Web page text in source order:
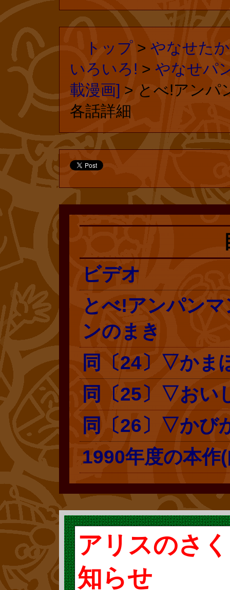
トップ>やなせた
いろいろ!>やなせパ
載漫画]> とべ!アンパ
各話詳細
ビデオ
とべ!アンパン
ンのまき
同〔24〕▽かま
同〔25〕▽おい
同〔26〕▽かび
1990年度の本作
アリスのさ
知らせ